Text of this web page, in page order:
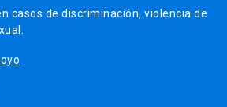
casos de discriminación, violencia de